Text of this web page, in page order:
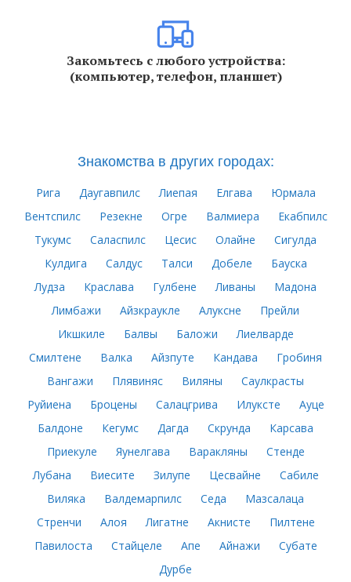
Закомьтесь с любого устройства:
(компьютер, телефон, планшет)
Знакомства в других городах:
Рига Даугавпилс Лиепая Елгава
Юрмала
Вентспилс
Резекне Огре Валмиера
Екабпилс
Тукумс
Саласпилс Цесис Олайне
Сигулда
Кулдига
Салдус Талси Добеле
Бауска
Лудза
Краслава Гулбене Ливаны
Мадона
Лимбажи
Айзкраукле Алуксне
Прейли
Икшкиле
Балвы Баложи
Лиелварде
Смилтене
Валка Айзпуте Кандава
Гробиня
Вангажи
Плявиняс Виляны
Саулкрасты
Руйиена
Броцены Салацгрива Илуксте
Ауце
Балдоне
Кегумс Дагда Скрунда
Карсава
Приекуле
Яунелгава Варакляны
Стенде
Лубана
Виесите Зилупе Цесвайне
Сабиле
Виляка
Валдемарпилс Седа
Мазсалаца
Стренчи
Алоя Лигатне Акнисте
Пилтене
Павилоста
Стайцеле Апе Айнажи
Субате
Дурбе